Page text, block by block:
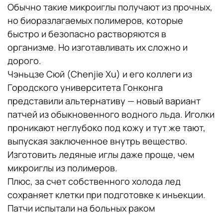
Обычно такие микроиглы получают из прочных,
но биоразлагаемых полимеров, которые
быстро и безопасно растворяются в
организме. Но изготавливать их сложно и
дорого.
Чэньцзе Сюй (Chenjie Xu) и его коллеги из
Городского университета Гонконга
представили альтернативу — новый вариант
патчей из обыкновенного водного льда. Иголки
проникают неглубоко под кожу и тут же тают,
выпуская заключенное внутрь вещество.
Изготовить ледяные иглы даже проще, чем
микроиглы из полимеров.
Плюс, за счет собственного холода лед
сохраняет клетки при подготовке к инъекции.
Патчи испытали на больных раком